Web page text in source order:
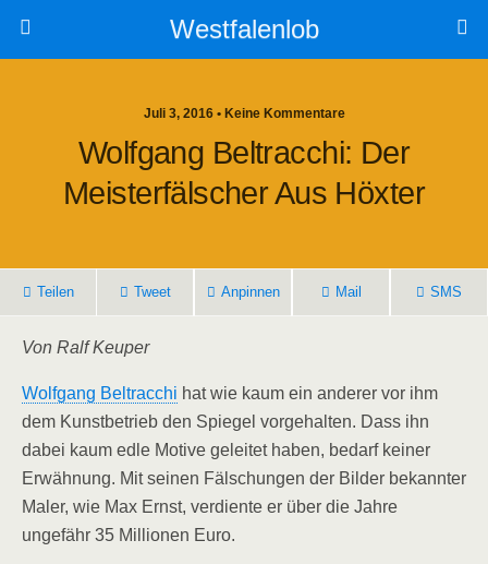
Westfalenlob
Juli 3, 2016 • Keine Kommentare
Wolfgang Beltracchi: Der
Meisterfälscher Aus Höxter
Teilen Tweet Anpinnen Mail SMS
Von Ralf Keuper
Wolfgang Beltracchi hat wie kaum ein anderer vor ihm
dem Kunstbetrieb den Spiegel vorgehalten. Dass ihn
dabei kaum edle Motive geleitet haben, bedarf keiner
Erwähnung. Mit seinen Fälschungen der Bilder bekannter
Maler, wie Max Ernst, verdiente er über die Jahre
ungefähr 35 Millionen Euro.